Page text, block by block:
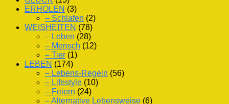
ERHOLEN (3)
– Schlafen (2)
WEISHEITEN (78)
– Leben (28)
– Mensch (12)
– Tier (1)
LEBEN (174)
– Lebens-Regeln (56)
– Lifestyle (10)
– Feiern (24)
– Alternative Lebensweise (6)